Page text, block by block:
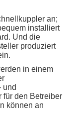
an;
installiert
Und die
produziert
in einem
und
für den Betreiber
können an